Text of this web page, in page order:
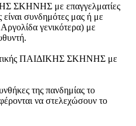
ΣΚΗΝΗΣ με επαγγελματίες
είναι συνδημότες μας ή με
γενικότερα) με
ΠΑΙΔΙΚΗΣ ΣΚΗΝΗΣ με
της πανδημίας το
να στελεχώσουν το